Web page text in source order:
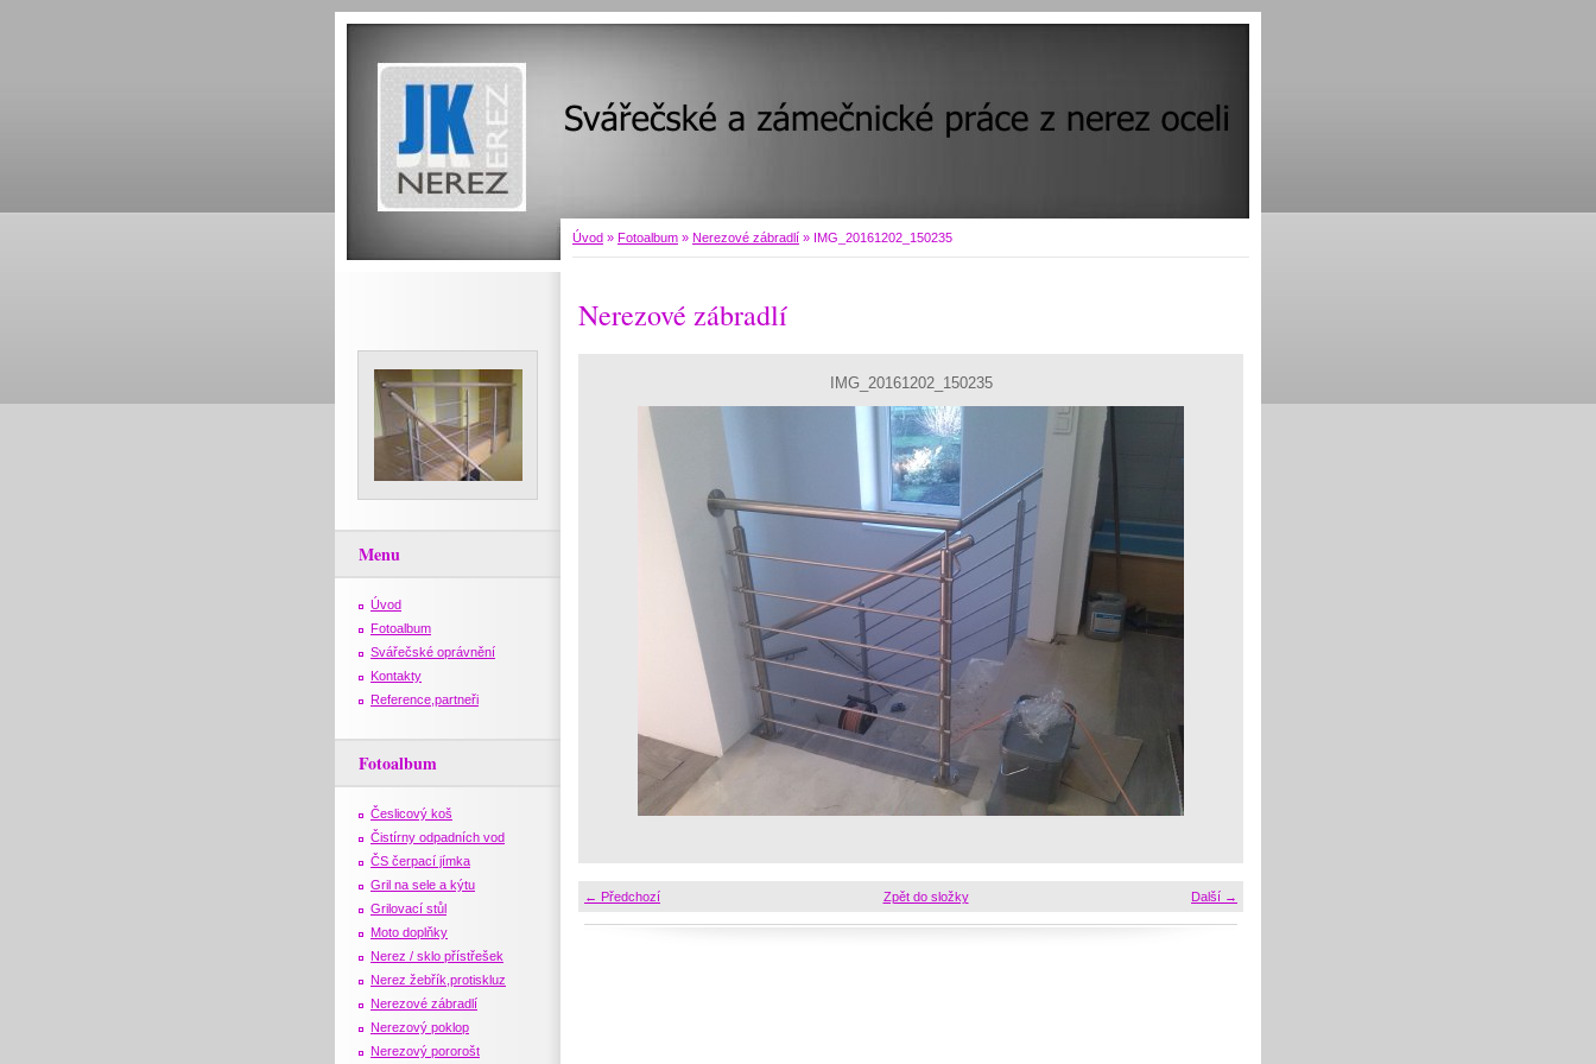
Úvod » Fotoalbum » Nerezové zábradlí » IMG_20161202_150235
Nerezové zábradlí
IMG_20161202_150235
← Předchozí Další →
Zpět do složky
Menu
Úvod
Fotoalbum
Svářečské oprávnění
Kontakty
Reference,partneři
Fotoalbum
Česlicový koš
Čistírny odpadních vod
ČS čerpací jímka
Gril na sele a kýtu
Grilovací stůl
Moto doplňky
Nerez / sklo přístřešek
Nerez žebřík,protiskluz
Nerezové zábradlí
Nerezový poklop
Nerezový pororošt